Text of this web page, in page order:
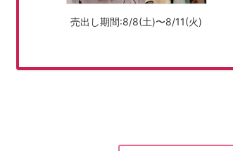
売出し期間:8/8(土)〜8/11(火)